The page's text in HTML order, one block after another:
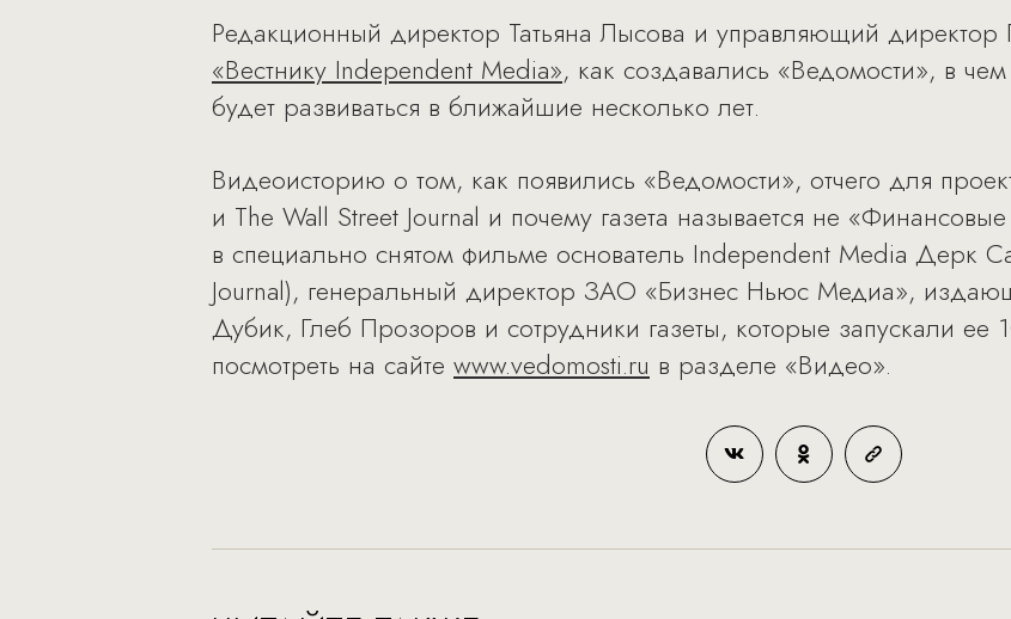
Редакционный директор Татьяна Лысова и управляющий директор
«Вестнику Independent Media», как создавались «Ведомости», в чем
будет развиваться в ближайшие несколько лет.
Видеоисторию о том, как появились «Ведомости», отчего для
и The Wall Street Journal и почему газета называется не
в специально снятом фильме основатель Independent Media Дерк
Journal), генеральный директор ЗАО «Бизнес Ньюс Медиа»,
Дубик, Глеб Прозоров и сотрудники газеты, которые запускали
посмотреть на сайте www.vedomosti.ru в разделе «Видео».